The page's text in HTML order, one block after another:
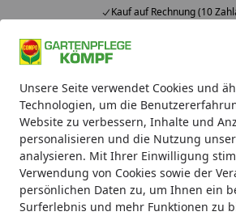
Unsere Seite verwendet Cookies und
Technologien, um die
Website zu verbessern, Inhalte und
personalisieren und die Nutzung
analysieren. Mit Ihrer Einwilligung
Verwendung von Cookies sowie der
persönlichen Daten zu, um Ihnen ein
Surferlebnis und mehr Funktionen zu
Kauf auf Rechnung (10
Alle Produkte
Mein Konto
Suchen
Startseite
Gibt es Expresszustellung?
Kann ich eine
Lieferung erhalten?